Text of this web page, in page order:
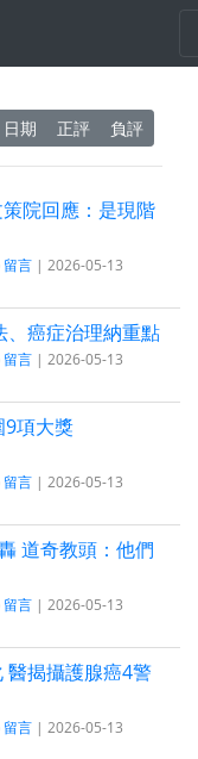
日期 正評 負評
院回應：是現階
留言 | 2026-05-13
、癌症治理納重點
留言 | 2026-05-13
9項大獎
留言 | 2026-05-13
道奇教頭：他們
留言 | 2026-05-13
醫揭攝護腺癌4警
留言 | 2026-05-13